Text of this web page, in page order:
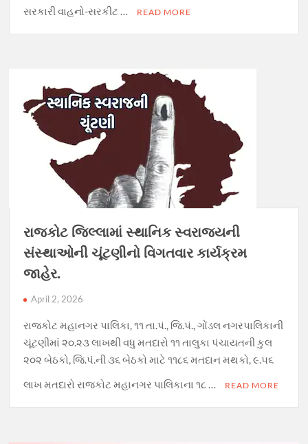
સરકારી વાહનો-સરકીટ …
READ MORE
રાજકોટ જિલ્લામાં સ્થાનિક સ્વરાજ્યની
સંસ્થાઓની ચૂંટણીનો વિગતવાર કાર્યક્રમ
જાહેર.
April 2, 2026
રાજકોટ મહાનગર પાલિકા, ૧૧ તા.પં., જિ.પં., ગોંડલ નગરપાલિકાની
ચૂંટણીમાં ૨૦.૨૩ લાખથી વધુ મતદારો ૧૧ તાલુકા પંચાયતની કુલ
૨૦૨ બેઠકો, જિ.પં.ની ૩૬ બેઠકો માટે ૧૧૮૬ મતદાન મથકો, ૯.૫૬
લાખ મતદારો રાજકોટ મહાનગર પાલિકાના ૧૮ …
READ MORE